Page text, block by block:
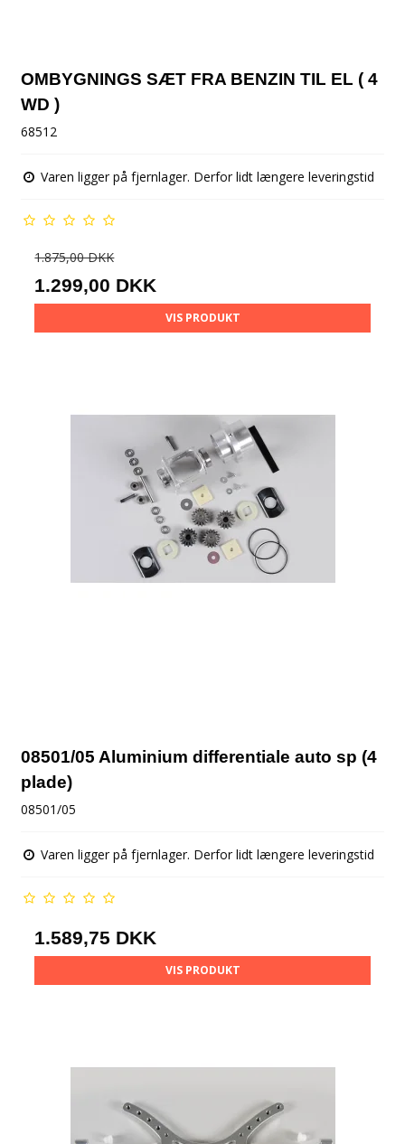
OMBYGNINGS SÆT FRA BENZIN TIL EL ( 4
WD )
68512
Varen ligger på fjernlager. Derfor lidt længere leveringstid
1.875,00 DKK
1.299,00 DKK
VIS PRODUKT
08501/05 Aluminium differentiale auto sp (4
plade)
08501/05
Varen ligger på fjernlager. Derfor lidt længere leveringstid
1.589,75 DKK
VIS PRODUKT